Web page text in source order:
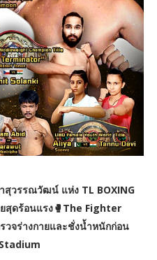
สุวรรณวัฒน์ แห่ง TL BOXING
ยสุดร้อนแรง🥊The Fighter
จร่างกายและชั่งน้ำหนักก่อน